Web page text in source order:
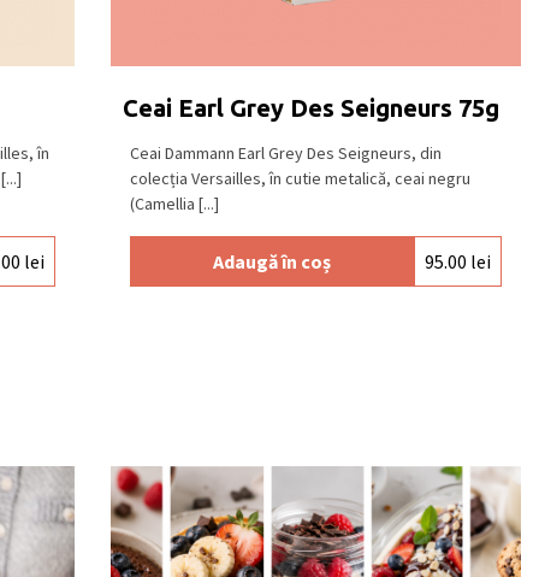
în
lei
Ceai Earl Grey Des Seigneurs 75g
Ceai Dammann Earl Grey Des Seigneurs, din
colecția Versailles, în cutie metalică, ceai negru
(Camellia [...]
Adaugă în coș 95.00 lei